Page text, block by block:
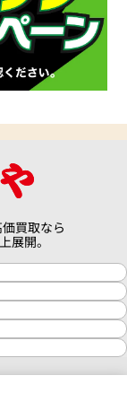
ゲ ロイヤル オー
格
27日時点の参考
買取なら
展開。